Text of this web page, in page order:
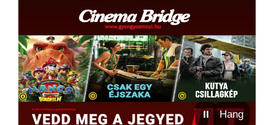
⏸ Hang